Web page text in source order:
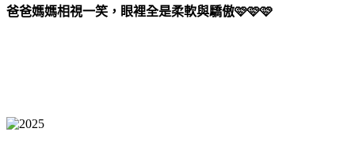
爸爸媽媽相視一笑，眼裡全是柔軟與驕傲🩷🩷🩷